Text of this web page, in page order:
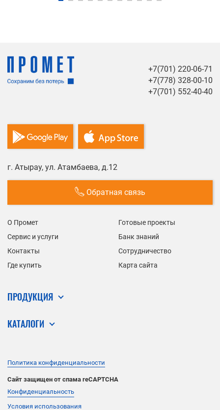
+7(701) 220-06-71
+7(778) 328-00-10
+7(701) 552-40-40
г. Атырау, ул. Атамбаева, д.12
Обратная связь
О Промет
Готовые проекты
Сервис и услуги
Банк знаний
Контакты
Сотрудничество
Где купить
Карта сайта
ПРОДУКЦИЯ
КАТАЛОГИ
Политика конфиденциальности
Сайт защищен от спама reCAPTCHA
Конфиденциальность
Условия использования